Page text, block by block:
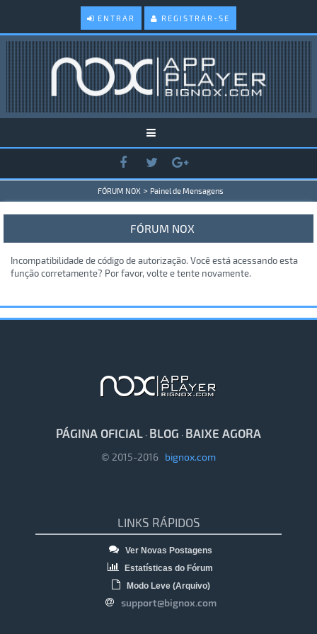
ENTRAR REGISTRAR-SE
FÓRUM NOX > Painel de Mensagens
FÓRUM NOX
Incompatibilidade de código de autorização. Você está acessando esta
função corretamente? Por favor, volte e tente novamente.
PÁGINA OFICIAL · BLOG · BAIXE AGORA
© 2015-2016 bignox.com
LINKS RÁPIDOS
Ver Novas Postagens
Estatísticas do Fórum
Modo Leve (Arquivo)
support@bignox.com